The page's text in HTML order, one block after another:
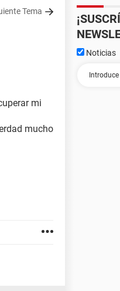
Tema
mi
mucho
Noticias